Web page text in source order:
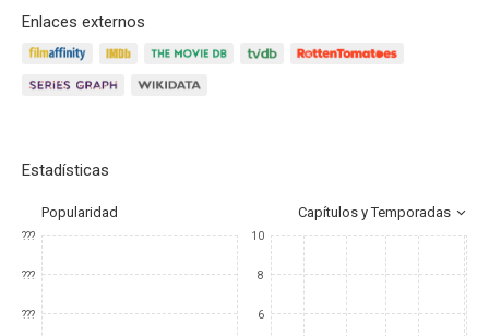
Enlaces externos
Estadísticas
Popularidad Capítulos y Temporadas
???
???
???
10
8
6